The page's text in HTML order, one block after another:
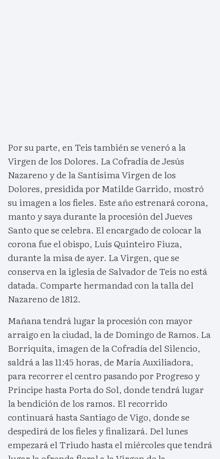
Por su parte, en Teis también se veneró a la
Virgen de los Dolores. La Cofradía de Jesús
Nazareno y de la Santísima Virgen de los
Dolores, presidida por Matilde Garrido, mostró
su imagen a los fieles. Este año estrenará corona,
manto y saya durante la procesión del Jueves
Santo que se celebra. El encargado de colocar la
corona fue el obispo, Luis Quinteiro Fiuza,
durante la misa de ayer. La Virgen, que se
conserva en la iglesia de Salvador de Teis no está
datada. Comparte hermandad con la talla del
Nazareno de 1812.
Mañana tendrá lugar la procesión con mayor
arraigo en la ciudad, la de Domingo de Ramos. La
Borriquita, imagen de la Cofradía del Silencio,
saldrá a las 11:45 horas, de María Auxiliadora,
para recorrer el centro pasando por Progreso y
Príncipe hasta Porta do Sol, donde tendrá lugar
la bendición de los ramos. El recorrido
continuará hasta Santiago de Vigo, donde se
despedirá de los fieles y finalizará. Del lunes
empezará el Triudo hasta el miércoles que tendrá